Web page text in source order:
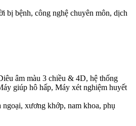
bị bệnh, công nghệ chuyên môn, dịch
âm màu 3 chiều & 4D, hệ thống
giúp hô hấp, Máy xét nghiệm huyết
xương khớp, nam khoa, phụ